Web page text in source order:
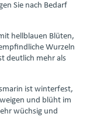
Sie nach Bedarf
hellblauen Blüten,
Wurzeln
deutlich mehr als
ist winterfest,
und blüht im
wüchsig und